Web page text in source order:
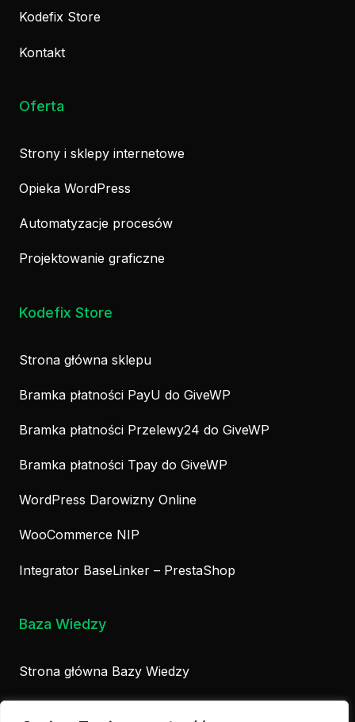
Kodefix Store
Kontakt
Oferta
Strony i sklepy internetowe
Opieka WordPress
Automatyzacje procesów
Projektowanie graficzne
Kodefix Store
Strona główna sklepu
Bramka płatności PayU do GiveWP
Bramka płatności Przelewy24 do GiveWP
Bramka płatności Tpay do GiveWP
WordPress Darowizny Online
WooCommerce NIP
Integrator BaseLinker – PrestaShop
Baza Wiedzy
Strona główna Bazy Wiedzy